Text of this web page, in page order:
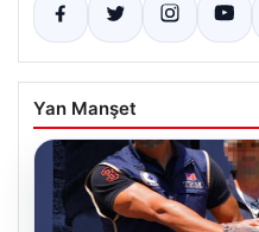
Yan Manşet